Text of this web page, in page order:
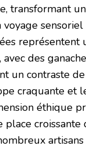
transformant
représentent
des
un contraste
craquante et
éthique
croissante